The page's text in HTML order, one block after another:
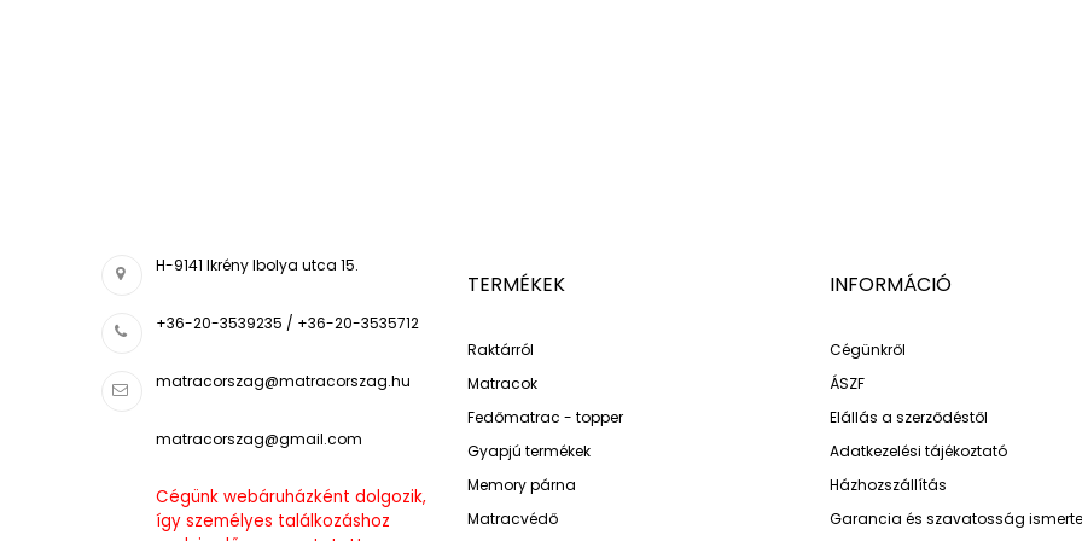
H-9141 Ikrény Ibolya utca 15.
+36-20-3539235 / +36-20-3535712
matracorszag@matracorszag.hu
matracorszag@gmail.com
Cégünk webáruházként dolgozik,
így személyes találkozáshoz
TERMÉKEK
Raktárról
Matracok
Fedőmatrac - topper
Gyapjú termékek
Memory párna
Matracvédő
INFORMÁCIÓ
Cégünkről
ÁSZF
Elállás a szerződéstől
Adatkezelési tájékoztató
Házhozszállítás
Garancia és szavatosság